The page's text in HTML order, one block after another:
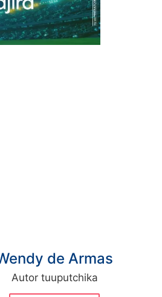
de Armas
Autor tuuputchika